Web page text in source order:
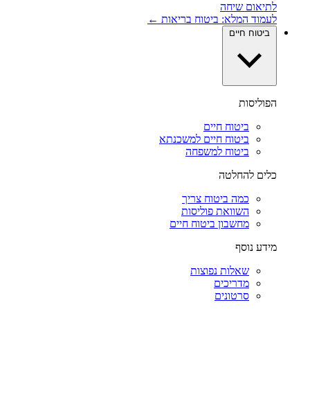
לתיאום שיחה
לעמוד המלא: ביטוח בריאות ←
ביטוח חיים
הפוליסות
ביטוח חיים
ביטוח חיים למשכנתא
ביטוח למשפחה
כלים להחלטה
כמה ביטוח צריך
השוואת פוליסות
מחשבון ביטוח חיים
מידע נוסף
שאלות נפוצות
מדריכים
סרטונים